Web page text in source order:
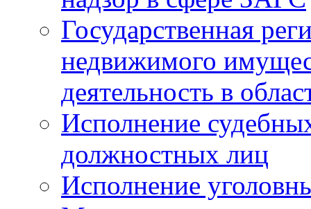
Государственная
недвижимого
деятельность в
Исполнение
должностных лиц
Исполнение